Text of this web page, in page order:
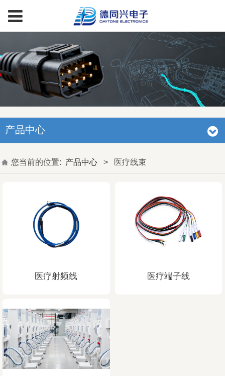
产品中心
您当前的位置: 产品中心 > 医疗线束
医疗射频线 医疗端子线